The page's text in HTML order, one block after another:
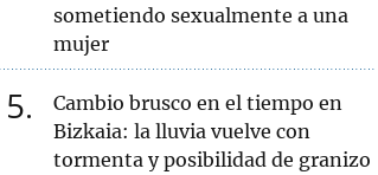
sometiendo sexualmente a una
mujer
5
Cambio brusco en el tiempo en
Bizkaia: la lluvia vuelve con
tormenta y posibilidad de granizo